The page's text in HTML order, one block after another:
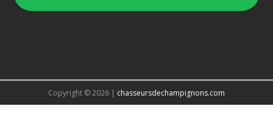
Copyright © 2026 | chasseursdechampignons.com